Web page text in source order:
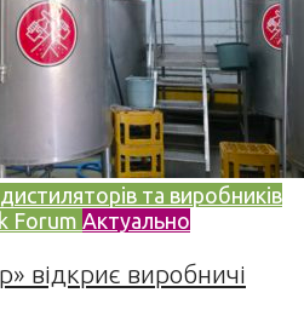
та виробників
Forum Актуально
відкриє виробничі